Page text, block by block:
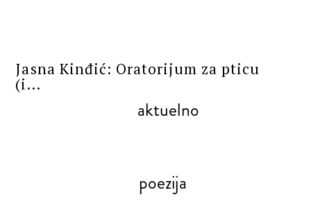
Jasna Kinđić: Oratorijum za pticu
(i...
aktuelno
poezija